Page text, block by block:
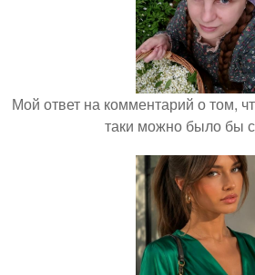
Мой ответ на комментарий о том,
таки можно было бы